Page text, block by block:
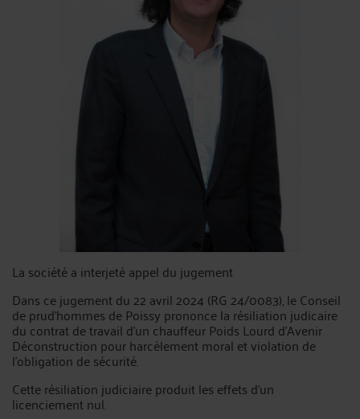
La société a interjeté appel du jugement
Dans ce jugement du 22 avril 2024 (RG 24/0083), le Conseil
de prud’hommes de Poissy prononce la résiliation judicaire
du contrat de travail d’un chauffeur Poids Lourd d’Avenir
Déconstruction pour harcèlement moral et violation de
l’obligation de sécurité.
Cette résiliation judiciaire produit les effets d’un
licenciement nul.